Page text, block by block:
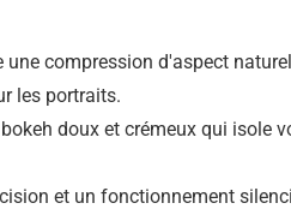
une compression d'aspect
les portraits.
doux et crémeux qui isole
et un fonctionnement